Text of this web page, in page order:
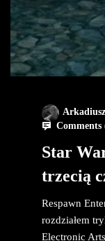
Comments
Star
trzecią
Respawn
rozdziałem
Electronic